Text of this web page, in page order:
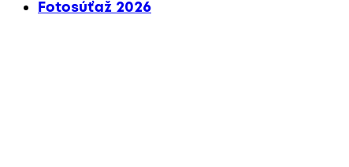
Fotosúťaž 2026